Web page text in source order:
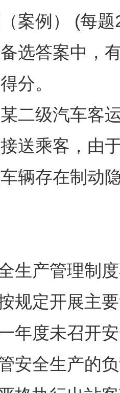
案例） (每
选答案中，
分。
某二级汽车客
送乘客，由
辆存在制动
生产管理制
规定开展主
年度未召开
安全生产的